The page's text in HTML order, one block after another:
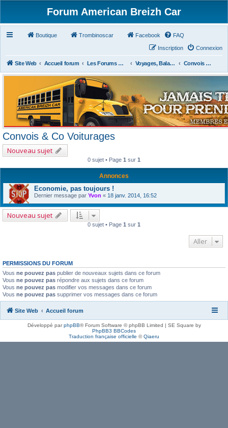
Forum American Breizh Car
Boutique Trombinoscar Facebook FAQ
Connexion
Inscription
Site Web Accueil forum Les Forums Divers Voyages, Balades, Expos, Salons, Concerts, Festivals Convois & Co Voiturages
Convois & Co Voiturages
Nouveau sujet
0 sujet • Page 1 sur 1
Annonces
Economie, pas toujours !
Dernier message par Yvon « 18 janv. 2014, 16:52
Nouveau sujet
0 sujet • Page 1 sur 1
Aller
PERMISSIONS DU FORUM
Vous ne pouvez pas publier de nouveaux sujets dans ce forum
Vous ne pouvez pas répondre aux sujets dans ce forum
Vous ne pouvez pas modifier vos messages dans ce forum
Vous ne pouvez pas supprimer vos messages dans ce forum
Site Web Accueil forum
Développé parphpBB® Forum Software © phpBB Limited | SE Square by
PhpBB3 BBCodes
Traduction française officielle ©Qiaeru